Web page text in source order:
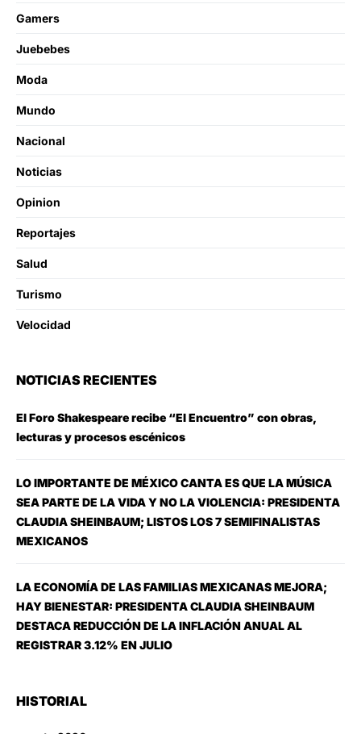
Gamers
Juebebes
Moda
Mundo
Nacional
Noticias
Opinion
Reportajes
Salud
Turismo
Velocidad
NOTICIAS RECIENTES
El Foro Shakespeare recibe “El Encuentro” con obras,
lecturas y procesos escénicos
LO IMPORTANTE DE MÉXICO CANTA ES QUE LA MÚSICA
SEA PARTE DE LA VIDA Y NO LA VIOLENCIA: PRESIDENTA
CLAUDIA SHEINBAUM; LISTOS LOS 7 SEMIFINALISTAS
MEXICANOS
LA ECONOMÍA DE LAS FAMILIAS MEXICANAS MEJORA;
HAY BIENESTAR: PRESIDENTA CLAUDIA SHEINBAUM
DESTACA REDUCCIÓN DE LA INFLACIÓN ANUAL AL
REGISTRAR 3.12% EN JULIO
HISTORIAL